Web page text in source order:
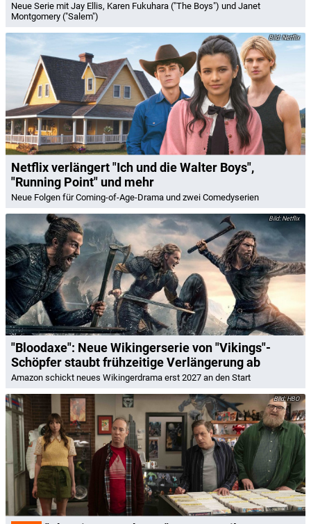
Neue Serie mit Jay Ellis, Karen Fukuhara ("The Boys") und Janet
Montgomery ("Salem")
Netflix
Netflix verlängert "Ich und die Walter Boys",
"Running Point" und mehr
Neue Folgen für Coming-of-Age-Drama und zwei Comedyserien
Netflix
"Bloodaxe": Neue Wikingerserie von "Vikings"-
Schöpfer staubt frühzeitige Verlängerung ab
Amazon schickt neues Wikingerdrama erst 2027 an den Start
HBO